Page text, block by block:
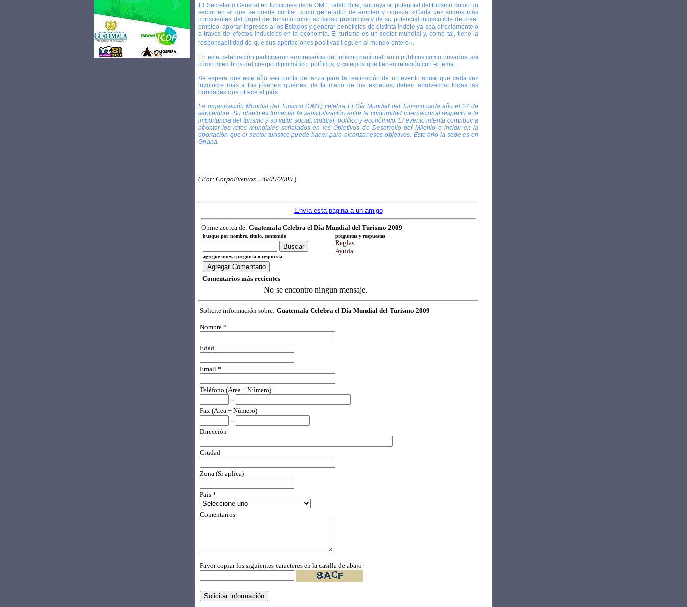
·
El Secretario General en funciones de la OMT, Taleb Rifai, subraya el potencial del turismo como un
sector en el que se puede confiar como generador de empleo y riqueza. «Cada vez somos más
conscientes del papel del turismo como actividad productiva y de su potencial indiscutible de crear
empleo, aportar ingresos a los Estados y generar beneficios de distinta índole ya sea directamente o
a través de efectos inducidos en la economía. El turismo es un sector mundial y, como tal, tiene la
responsabilidad de que sus aportaciones positivas lleguen al mundo entero».
En esta celebración participaron empresarios del turismo nacional tanto públicos como privados, así
como miembros del cuerpo diplomático, políticos, y colegios que tienen relación con el tema.
Se espera que este año sea punta de lanza para la realización de un evento anual que cada vez
involucre más a los jóvenes quienes, de la mano de los expertos, deben aprovechar todas las
bondades que ofrece el país.
La organización Mundial del Turismo (OMT) celebra El Día Mundial del Turismo cada año el 27 de
septiembre. Su objeto es fomentar la sensibilización entre la comunidad internacional respecto a la
importancia del turismo y su valor social, cultural, político y económico. El evento intenta contribuir a
afrontar los retos mundiales señalados en los Objetivos de Desarrollo del Milenio e incidir en la
aportación que el sector turístico puede hacer para alcanzar esos objetivos. Este año la sede es en
Ghana.
( Por: CorpoEventos , 26/09/2009 )
Envía esta página a un amigo
Opine acerca de: Guatemala Celebra el Día Mundial del Turismo 2009
busque por nombre, titulo, contenido preguntas y respuestas
Reglas
Ayuda
agregue nueva pregunta o respuesta
Comentarios más recientes
No se encontro ningun mensaje.
Solicite información sobre: Guatemala Celebra el Día Mundial del Turismo 2009
Nombre *
Edad
Email *
Teléfono (Area + Número)
-
Fax (Area + Número)
-
Dirección
Ciudad
Zona (Si aplica)
Pais *
Comentarios
Favor copiar los siguientes caracteres en la casilla de abajo